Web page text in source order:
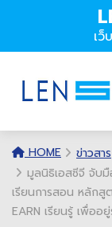
เ
HOME
ข่าวสาร
มูลนิธิเอสซีจี จับ
เรียนการสอน หลักสู
EARN เรียนรู้ เพื่ออ